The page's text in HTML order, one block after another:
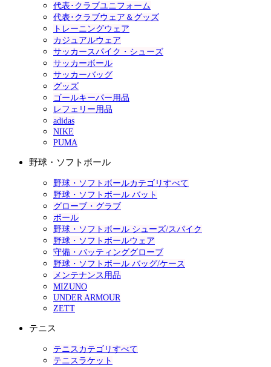
代表･クラブユニフォーム
代表･クラブウェア＆グッズ
トレーニングウェア
カジュアルウェア
サッカースパイク・シューズ
サッカーボール
サッカーバッグ
グッズ
ゴールキーパー用品
レフェリー用品
adidas
NIKE
PUMA
野球・ソフトボール
野球・ソフトボールカテゴリすべて
野球・ソフトボール バット
グローブ・グラブ
ボール
野球・ソフトボール シューズ/スパイク
野球・ソフトボールウェア
守備・バッティンググローブ
野球・ソフトボール バッグ/ケース
メンテナンス用品
MIZUNO
UNDER ARMOUR
ZETT
テニス
テニスカテゴリすべて
テニスラケット